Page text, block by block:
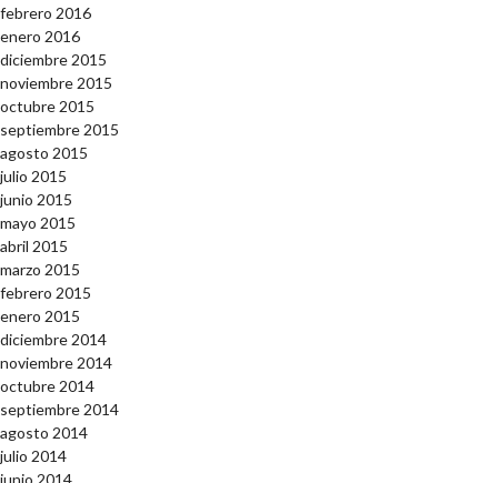
febrero 2016
enero 2016
diciembre 2015
noviembre 2015
octubre 2015
septiembre 2015
agosto 2015
julio 2015
junio 2015
mayo 2015
abril 2015
marzo 2015
febrero 2015
enero 2015
diciembre 2014
noviembre 2014
octubre 2014
septiembre 2014
agosto 2014
julio 2014
junio 2014